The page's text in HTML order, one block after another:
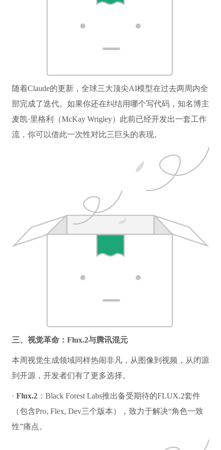
随着Claude的更新，全球三大顶尖AI模型在过去两周内全
部完成了迭代。如果你还在纠结用哪个写代码，知名博主
麦凯·里格利（McKay Wrigley）此前已经开发出一套工作
流，你可以借此一次性对比三巨头的表现。
三、视觉革命：Flux.2与腾讯混元
本周视觉生成领域同样热闹非凡，从图像到视频，从闭源
到开源，开发者们有了更多选择。
· Flux.2：Black Forest Labs推出备受期待的FLUX.2套件
（包含Pro, Flex, Dev三个版本），致力于解决“角色一致
性”痛点。